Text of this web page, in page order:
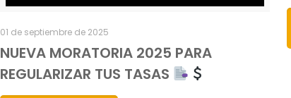
01 de septiembre de 2025
NUEVA MORATORIA 2025 PARA
REGULARIZAR TUS TASAS